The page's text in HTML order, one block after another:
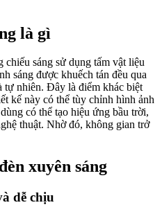
là gì
chiếu sáng sử dụng tấm vật liệu
sáng được khuếch tán đều qua
tự nhiên. Đây là điểm khác biệt
kế này có thể tùy chỉnh hình ảnh
có thể tạo hiệu ứng bầu trời,
thuật. Nhờ đó, không gian trở
xuyên sáng
dễ chịu